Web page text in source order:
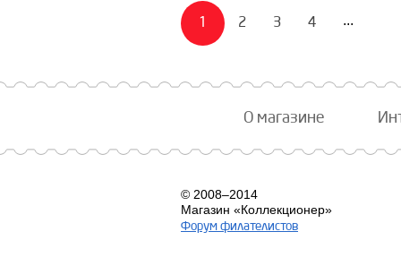
1 2 3 4 ...
О магазине
© 2008–2014
Магазин «Коллекционер»
Форум филателистов